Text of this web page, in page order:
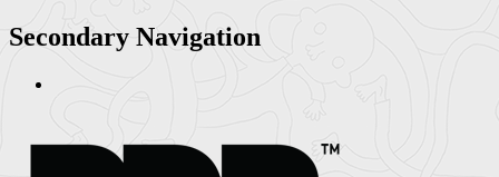
Secondary Navigation